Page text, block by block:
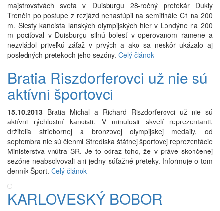
majstrovstvách sveta v Duisburgu 28-ročný pretekár Dukly
Trenčín po postupe z rozjázd nenastúpil na semifinále C1 na 200
m. Šiesty kanoista lanských olympijských hier v Londýne na 200
m pociťoval v Duisburgu silnú bolesť v operovanom ramene a
nezvládol priveľkú záťaž v prvých a ako sa neskôr ukázalo aj
posledných pretekoch jeho sezóny. Celý článok
Bratia Riszdorferovci už nie sú
aktívni športovci
15.10.2013 Bratia Michal a Richard Riszdorferovci už nie sú
aktívni rýchlostní kanoisti. V minulosti skvelí reprezentanti,
držitelia striebornej a bronzovej olympijskej medaily, od
septembra nie sú členmi Strediska štátnej športovej reprezentácie
Ministerstva vnútra SR. Je to odraz toho, že v práve skončenej
sezóne neabsolvovali ani jedny súťažné preteky. Informuje o tom
denník Šport. Celý článok
KARLOVESKÝ BOBOR